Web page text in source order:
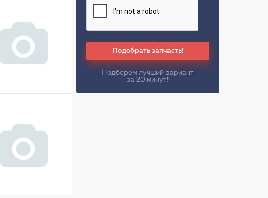
Подобрать запчасть!
Подберем лучший вариант
за 20 минут!